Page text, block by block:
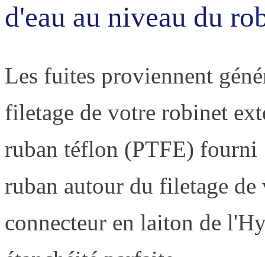
d'eau au niveau du
Les fuites proviennent
filetage de votre robinet
ruban téflon (PTFE) fourni
ruban autour du filetage
connecteur en laiton de